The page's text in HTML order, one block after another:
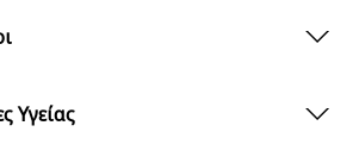
Υγείας